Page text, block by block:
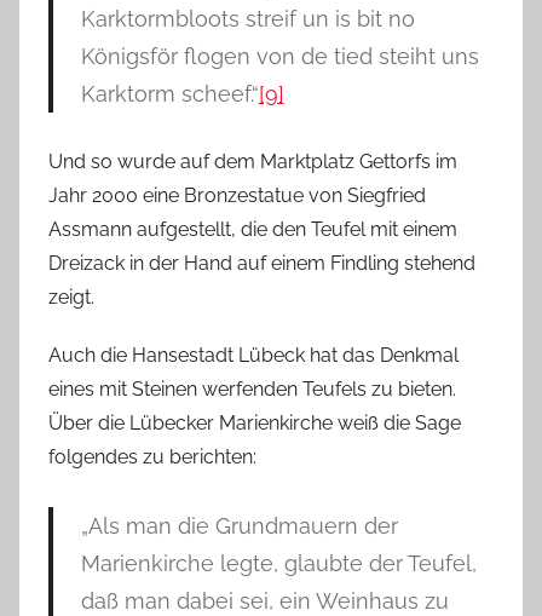
Karktormbloots streif un is bit no
Königsför flogen von de tied steiht uns
Karktorm scheef.“[9]
Und so wurde auf dem Marktplatz Gettorfs im
Jahr 2000 eine Bronzestatue von Siegfried
Assmann aufgestellt, die den Teufel mit einem
Dreizack in der Hand auf einem Findling stehend
zeigt.
Auch die Hansestadt Lübeck hat das Denkmal
eines mit Steinen werfenden Teufels zu bieten.
Über die Lübecker Marienkirche weiß die Sage
folgendes zu berichten:
„Als man die Grundmauern der
Marienkirche legte, glaubte der Teufel,
daß man dabei sei, ein Weinhaus zu